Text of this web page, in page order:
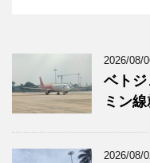
2026/08/
ベト
ミン
2026/08/